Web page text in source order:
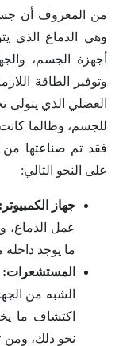
من المعروف أن
وهي الدماغ الذي
أجهزة الجسم،
وتوفير الطاقة
العضلي الذي يتولى
للجسم، وطالما
فقد تم صناعتها من
على النحو التالي:
جهاز الكمبيوتر:
عمل الدماغ،
ما يوجد
المستشعرات:
الشبه من
اكتشاف ما
نحو ذلك، ومن